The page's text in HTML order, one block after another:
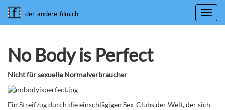
der-andere-film.ch
No Body is Perfect
Nicht für sexuelle Normalverbraucher
Ein Streifzug durch die einschlägigen Sex-Clubs der Welt, der sich